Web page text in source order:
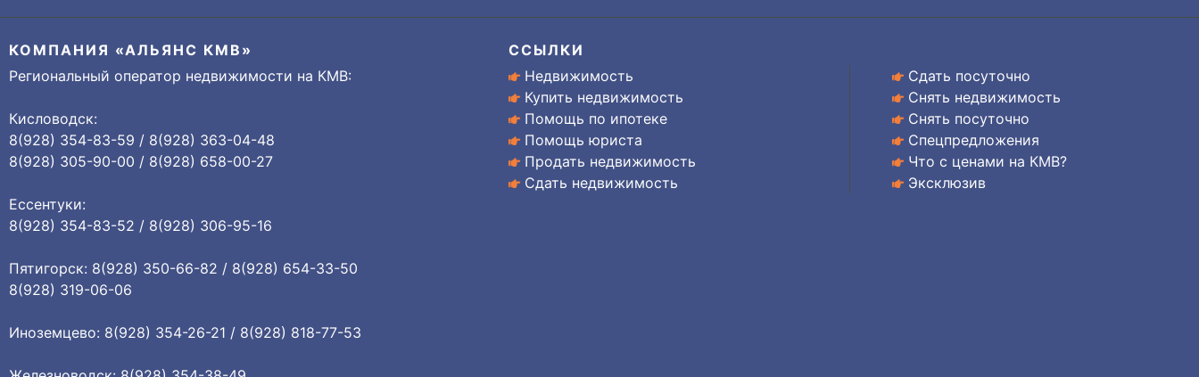
КОМПАНИЯ «АЛЬЯНС КМВ»
Региональный оператор недвижимости на КМВ:
Кисловодск:
8(928) 354-83-59 / 8(928) 363-04-48
8(928) 305-90-00 / 8(928) 658-00-27
Ессентуки:
8(928) 354-83-52 / 8(928) 306-95-16
Пятигорск: 8(928) 350-66-82 / 8(928) 654-33-50
8(928) 319-06-06
Иноземцево: 8(928) 354-26-21 / 8(928) 818-77-53
ССЫЛКИ
Недвижимость
Купить недвижимость
Помощь по ипотеке
Помощь юриста
Продать недвижимость
Сдать недвижимость
Сдать посуточно
Снять недвижимость
Снять посуточно
Спецпредложения
Что с ценами на КМВ?
Эксклюзив